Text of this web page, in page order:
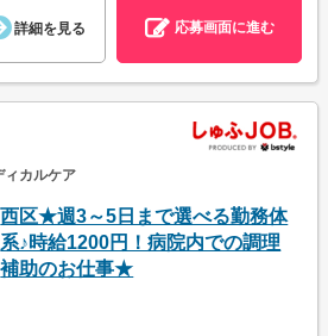
詳細を見る 応募画面に進む
ィカルケア
西区★週3～5日まで選べる勤務体
系♪時給1200円！病院内での調理
補助のお仕事★